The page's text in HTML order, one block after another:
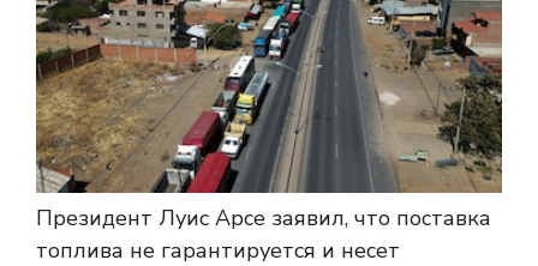
Президент Луис Арсе заявил, что поставка
топлива не гарантируется и несет